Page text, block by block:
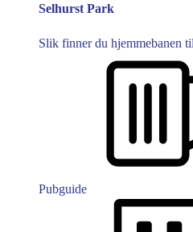
Selhurst Park
Slik finner du hjemmebanen
Pubguide